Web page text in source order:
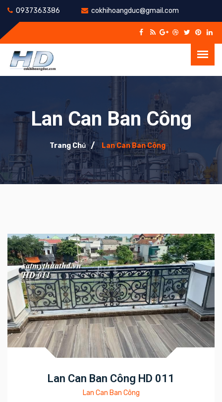
0937363386 cokhihoangduc@gmail.com
Lan Can Ban Công
Trang Chủ Lan Can Ban Công
Lan Can Ban Công HD 011
Lan Can Ban Công